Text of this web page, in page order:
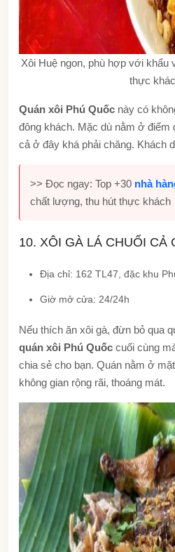
Xôi Huệ ngon, phù hợp với khẩu
thực
Quán xôi Phú Quốc này có
đông khách. Mặc dù nằm ở điểm
cả ở đây khá phải chăng. Khách
>> Đọc ngay: Top +30 nhà
chất lượng, thu hút thực khách
10. XÔI GÀ LÁ CHUỐI CẢ
Địa chỉ: 162 TL47, đặc khu
Giờ mở cửa: 24/24h
Nếu thích ăn xôi gà, đừn bỏ qua
quán xôi Phú Quốc cuối cùng
chia sẻ cho bạn. Quán nằm ở
không gian rộng rãi, thoáng mát.